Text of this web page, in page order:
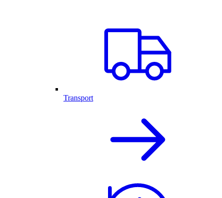
Transport